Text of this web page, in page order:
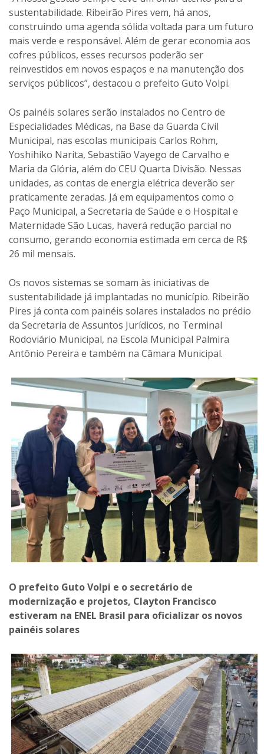
sustentabilidade. Ribeirão Pires vem, há anos,
construindo uma agenda sólida voltada para um futuro
mais verde e responsável. Além de gerar economia aos
cofres públicos, esses recursos poderão ser
reinvestidos em novos espaços e na manutenção dos
serviços públicos”, destacou o prefeito Guto Volpi.
Os painéis solares serão instalados no Centro de
Especialidades Médicas, na Base da Guarda Civil
Municipal, nas escolas municipais Carlos Rohm,
Yoshihiko Narita, Sebastião Vayego de Carvalho e
Maria da Glória, além do CEU Quarta Divisão. Nessas
unidades, as contas de energia elétrica deverão ser
praticamente zeradas. Já em equipamentos como o
Paço Municipal, a Secretaria de Saúde e o Hospital e
Maternidade São Lucas, haverá redução parcial no
consumo, gerando economia estimada em cerca de R$
26 mil mensais.
Os novos sistemas se somam às iniciativas de
sustentabilidade já implantadas no município. Ribeirão
Pires já conta com painéis solares instalados no prédio
da Secretaria de Assuntos Jurídicos, no Terminal
Rodoviário Municipal, na Escola Municipal Palmira
Antônio Pereira e também na Câmara Municipal.
O prefeito Guto Volpi e o secretário de
modernização e projetos, Clayton Francisco
estiveram na ENEL Brasil para oficializar os novos
painéis solares